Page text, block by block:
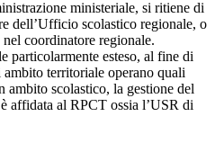
ministeriale, si ritiene di
dell’Ufficio scolastico regionale, o
coordinatore regionale.
particolarmente esteso, al fine di
territoriale operano quali
ambito scolastico, la gestione del
affidata al RPCT ossia l’USR di